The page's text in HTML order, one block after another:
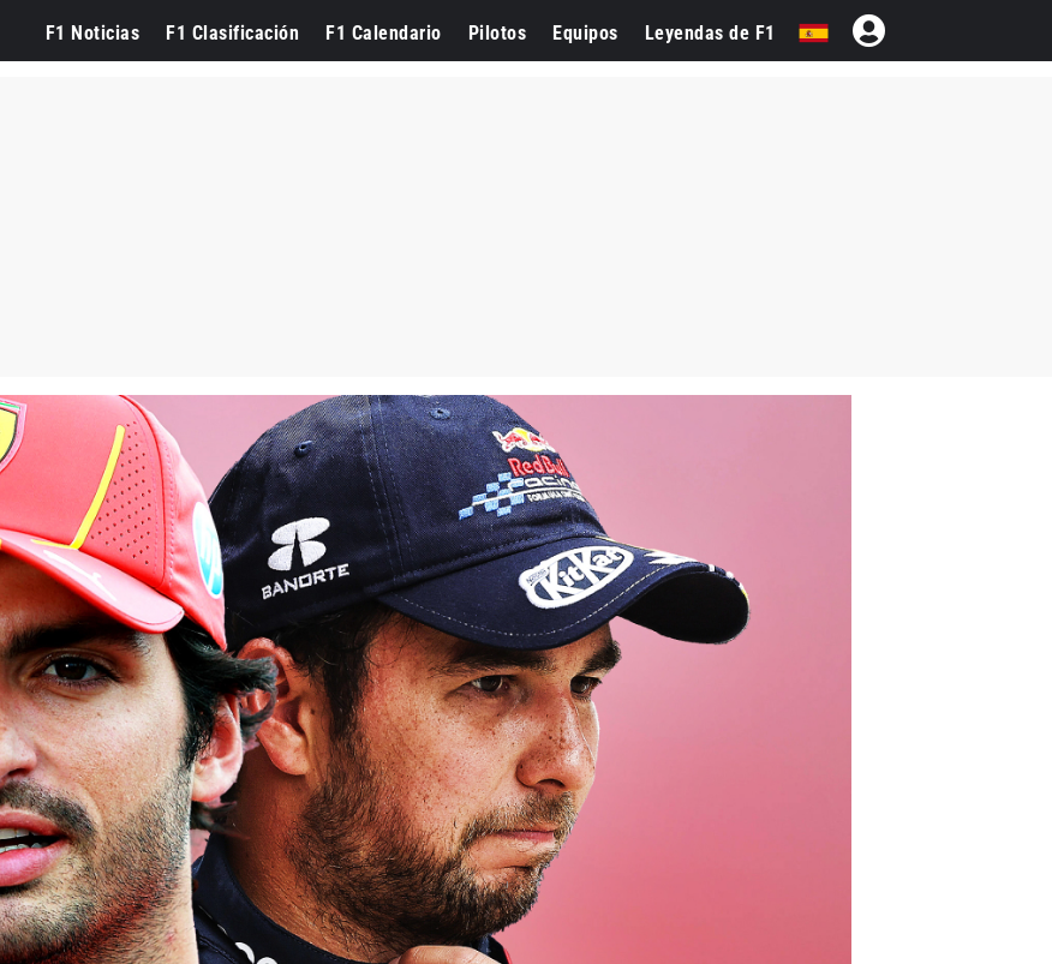
F1 Noticias F1 Clasificación F1 Calendario Pilotos Equipos Leyendas de F1